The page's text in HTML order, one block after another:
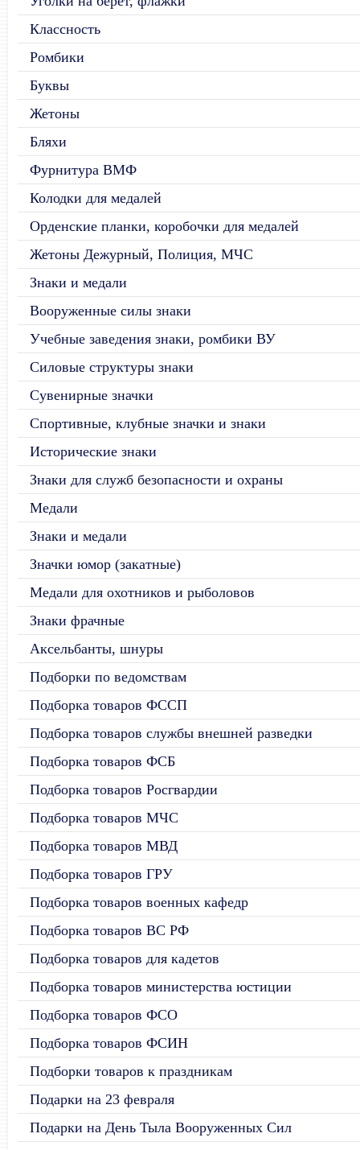
Классность
Ромбики
Буквы
Жетоны
Бляхи
Фурнитура ВМФ
Колодки для медалей
Орденские планки, коробочки для медалей
Жетоны Дежурный, Полиция, МЧС
Знаки и медали
Вооруженные силы знаки
Учебные заведения знаки, ромбики ВУ
Силовые структуры знаки
Сувенирные значки
Спортивные, клубные значки и знаки
Исторические знаки
Знаки для служб безопасности и охраны
Медали
Знаки и медали
Значки юмор (закатные)
Медали для охотников и рыболовов
Знаки фрачные
Аксельбанты, шнуры
Подборки по ведомствам
Подборка товаров ФССП
Подборка товаров службы внешней разведки
Подборка товаров ФСБ
Подборка товаров Росгвардии
Подборка товаров МЧС
Подборка товаров МВД
Подборка товаров ГРУ
Подборка товаров военных кафедр
Подборка товаров ВС РФ
Подборка товаров для кадетов
Подборка товаров министерства юстиции
Подборка товаров ФСО
Подборка товаров ФСИН
Подборки товаров к праздникам
Подарки на 23 февраля
Подарки на День Тыла Вооруженных Сил